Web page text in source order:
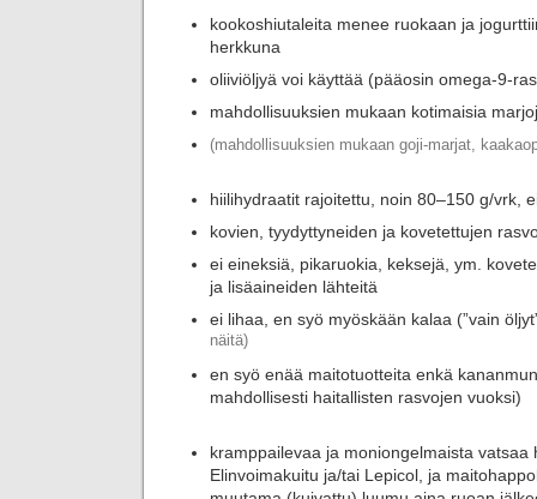
kookoshiutaleita menee ruokaan ja
herkkuna
oliiviöljyä voi käyttää (pääosin omega-9-
mahdollisuuksien mukaan kotimaisia
(mahdollisuuksien mukaan goji-marjat,
hiilihydraatit rajoitettu, noin 80–150 g/vrk,
kovien, tyydyttyneiden ja kovetettujen
ei eineksiä, pikaruokia, keksejä, ym.
ja lisäaineiden lähteitä
ei lihaa, en syö myöskään kalaa (”vain
näitä)
en syö enää maitotuotteita enkä
mahdollisesti haitallisten rasvojen vuoksi)
kramppailevaa ja moniongelmaista vatsaa
Elinvoimakuitu ja/tai Lepicol, ja